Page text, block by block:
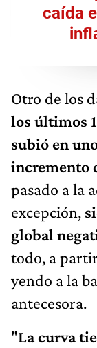
caída
Otro de los
los últimos
subió en
incremento
pasado a la
excepción,
global
todo, a
yendo a la
antecesora.
"La curva